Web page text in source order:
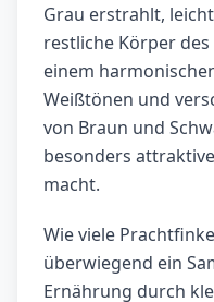
Grau erstrahlt,
restliche Körper
einem
Weißtönen und
von Braun und
besonders
macht.
Wie viele
überwiegend ein
Ernährung durch